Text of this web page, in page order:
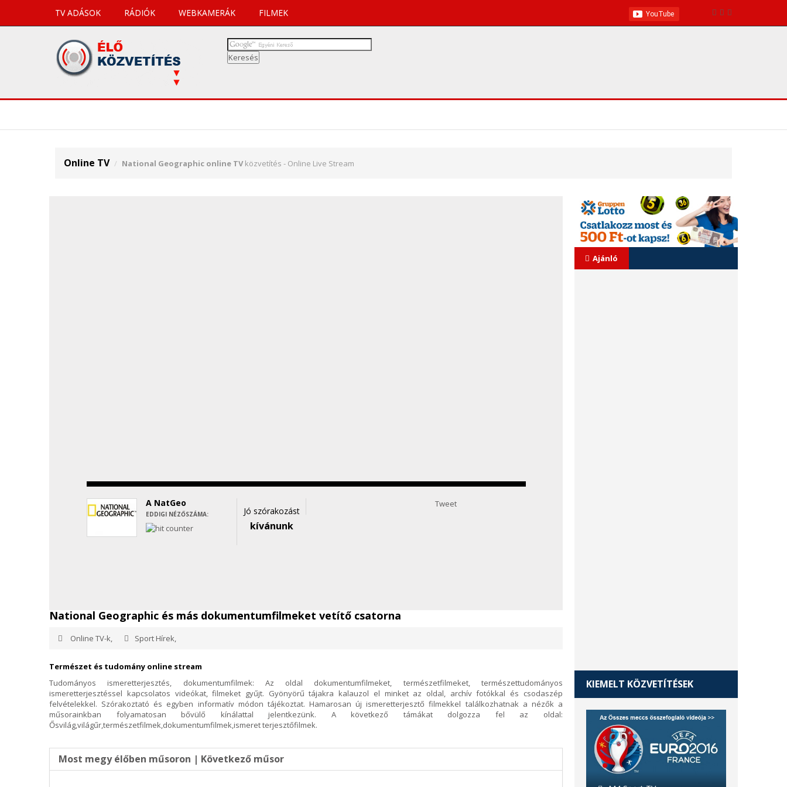
TV ADÁSOK RÁDIÓK WEBKAMERÁK FILMEK
Online TV National Geographic online TVközvetítés - Online Live Stream
A NatGeo
EDDIGI NÉZŐSZÁMA: Jó szórakozást
kívánunk
Tweet
National Geographic és más dokumentumfilmeket vetítő csatorna
Online TV-k, Sport Hírek,
Természet és tudomány online stream
Tudományos ismeretterjesztés, dokumentumfilmek: Az oldal dokumentumfilmeket, természetfilmeket, természettudományos
ismeretterjesztéssel kapcsolatos videókat, filmeket gyűjt. Gyönyörű tájakra kalauzol el minket az oldal, archív fotókkal és csodaszép
felvételekkel. Szórakoztató és egyben informatív módon tájékoztat. Hamarosan új ismeretterjesztő filmekkel találkozhatnak a nézők a
műsorainkban folyamatosan bővülő kínálattal jelentkezünk. A következő támákat dolgozza fel az oldal:
Ősvilág,világűr,természetfilmek,dokumentumfilmek,ismeret terjesztőfilmek.
Most megy élőben műsoron | Következő műsor
Ajánló
KIEMELT KÖZVETÍTÉSEK